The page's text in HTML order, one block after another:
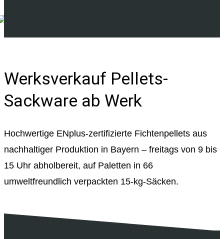
Werksverkauf Pellets-
Sackware ab Werk
Hochwertige ENplus-zertifizierte Fichtenpellets aus
nachhaltiger Produktion in Bayern – freitags von 9 bis
15 Uhr abholbereit, auf Paletten in 66
umweltfreundlich verpackten 15-kg-Säcken.